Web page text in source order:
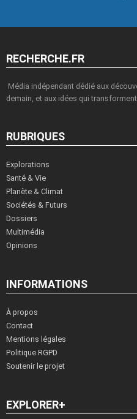
RECHERCHE.FR
Média indépendant dédié aux
demain, et aux idées qui
RUBRIQUES
Explorations
Santé & Vie
Planète & Climat
Sociétés & Futurs
Dossiers
Multimédia
Opinions
INFORMATIONS
À propos
Contact
Mentions légales
Politique RGPD
Soutenir le projet
EXPLORER+